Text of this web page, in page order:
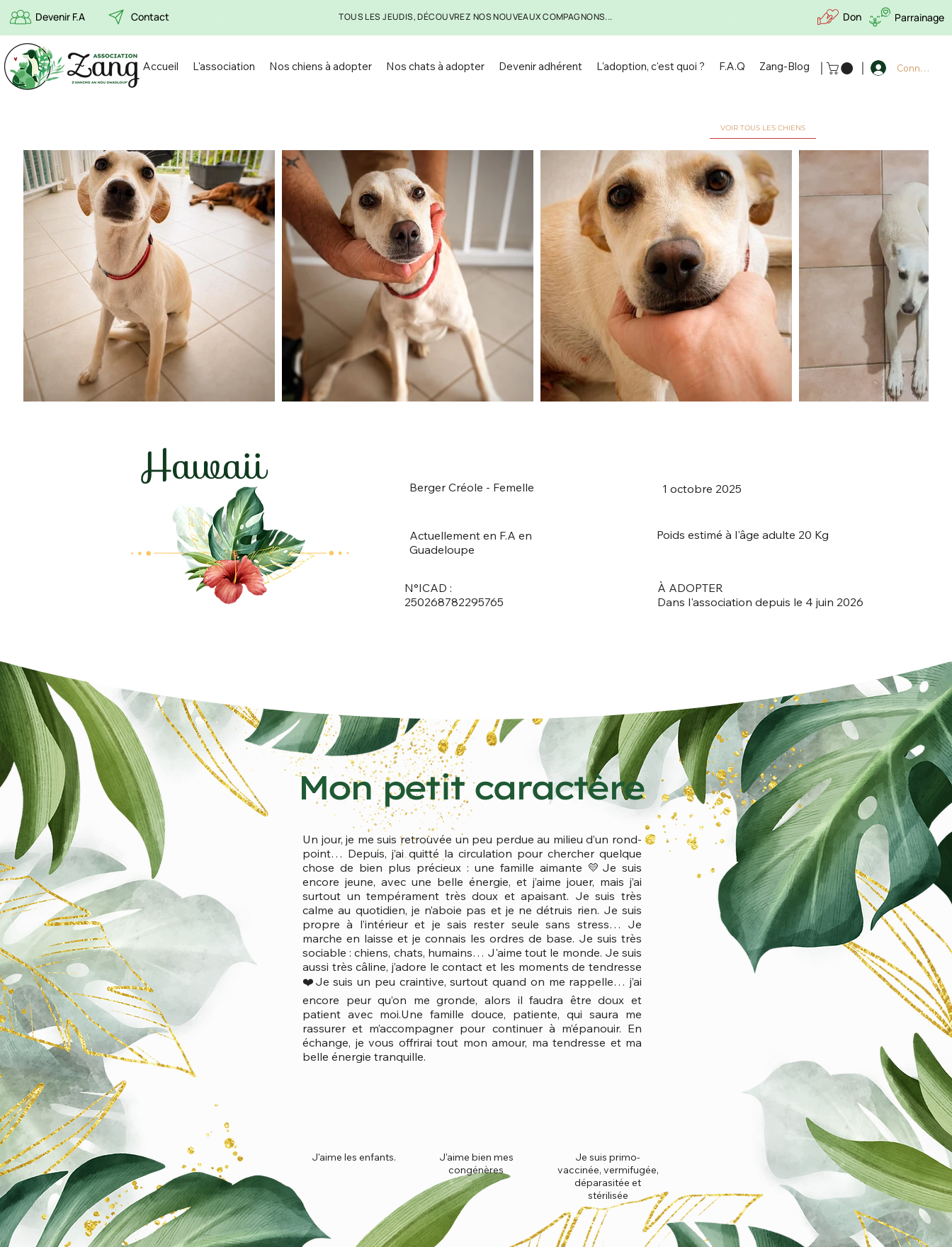
Devenir F.A Contact TOUS LES JEUDIS, DÉCOUVREZ NOS NOUVEAUX COMPAGNONS... Don Parrainage
｜ Connexion
｜
Accueil L'association Nos chiens à adopter Nos chats à adopter Devenir adhérent L'adoption, c'est quoi ? F.A.Q Zang-Blog
VOIR TOUS LES CHIENS
Hawaii Berger Créole - Femelle
Actuellement en F.A en
Guadeloupe
1 octobre 2025
Poids estimé à l'âge adulte 20 Kg
N°ICAD :
250268782295765
À ADOPTER
Dans l'association depuis le 4 juin 2026
Mon petit caractère
Un jour, je me suis retrouvée un peu perdue au milieu d’un rond-
point… Depuis, j’ai quitté la circulation pour chercher quelque
chose de bien plus précieux : une famille aimante 💛Je suis
encore jeune, avec une belle énergie, et j’aime jouer, mais j’ai
surtout un tempérament très doux et apaisant. Je suis très
calme au quotidien, je n’aboie pas et je ne détruis rien. Je suis
propre à l’intérieur et je sais rester seule sans stress… Je
marche en laisse et je connais les ordres de base. Je suis très
sociable : chiens, chats, humains… J'aime tout le monde. Je suis
aussi très câline, j’adore le contact et les moments de tendresse
❤️Je suis un peu craintive, surtout quand on me rappelle… j’ai
encore peur qu’on me gronde, alors il faudra être doux et
patient avec moi.Une famille douce, patiente, qui saura me
rassurer et m’accompagner pour continuer à m’épanouir. En
échange, je vous offrirai tout mon amour, ma tendresse et ma
belle énergie tranquille.
J'aime les enfants.
J'aime bien mes
congénères
Je suis primo-
vaccinée, vermifugée,
déparasitée et
stérilisée